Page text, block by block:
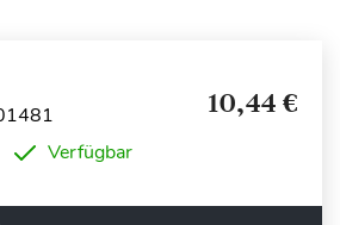
10,44 €
Verfügbar